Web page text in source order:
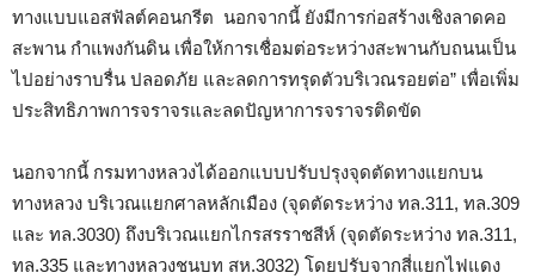
ทางแบบแอสฟัลต์คอนกรีต นอกจากนี้ ยังมีการก่อสร้างเชิงลาดคอ
สะพาน กำแพงกันดิน เพื่อให้การเชื่อมต่อระหว่างสะพานกับถนนเป็น
ไปอย่างราบรื่น ปลอดภัย และลดการทรุดตัวบริเวณรอยต่อ” เพื่อเพิ่ม
ประสิทธิภาพการจราจรและลดปัญหาการจราจรติดขัด
นอกจากนี้ กรมทางหลวงได้ออกแบบปรับปรุงจุดตัดทางแยกบน
ทางหลวง บริเวณแยกศาลหลักเมือง (จุดตัดระหว่าง ทล.311, ทล.309
และ ทล.3030) ถึงบริเวณแยกไกรสรราชสีห์ (จุดตัดระหว่าง ทล.311,
ทล.335 และทางหลวงชนบท สห.3032) โดยปรับจากสี่แยกไฟแดง